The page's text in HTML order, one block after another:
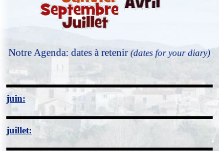
Notre Agenda: dates à retenir (dates for your diary)
juin:
juillet: